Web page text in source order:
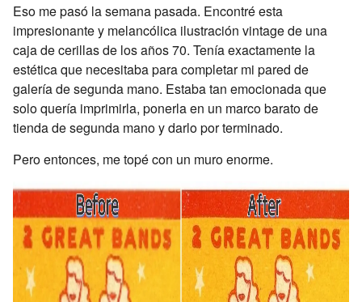
Eso me pasó la semana pasada. Encontré esta
impresionante y melancólica ilustración vintage de una
caja de cerillas de los años 70. Tenía exactamente la
estética que necesitaba para completar mi pared de
galería de segunda mano. Estaba tan emocionada que
solo quería imprimirla, ponerla en un marco barato de
tienda de segunda mano y darlo por terminado.
Pero entonces, me topé con un muro enorme.